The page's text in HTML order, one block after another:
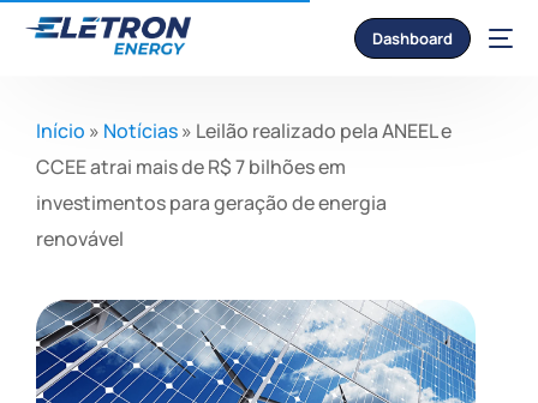
Dashboard
Início » Notícias» Leilão realizado pela ANEEL e
CCEE atrai mais de R$ 7 bilhões em
investimentos para geração de energia
renovável